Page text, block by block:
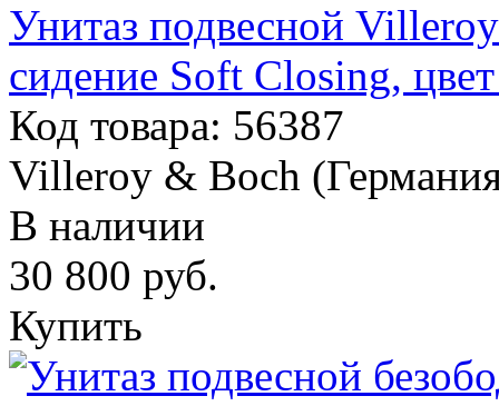
Унитаз подвесной
сидение Soft Closing,
Код товара: 56387
Villeroy & Boch
В наличии
30 800 руб.
Купить